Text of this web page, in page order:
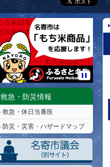
停
再
救急・防災情報
救急・休日当番医
防災・災害・ハザードマップ